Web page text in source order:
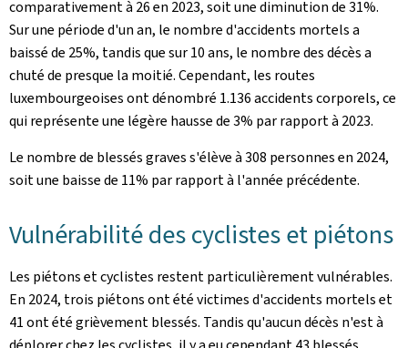
comparativement à 26 en 2023, soit une diminution de 31%.
Sur une période d'un an, le nombre d'accidents mortels a
baissé de 25%, tandis que sur 10 ans, le nombre des décès a
chuté de presque la moitié. Cependant, les routes
luxembourgeoises ont dénombré 1.136 accidents corporels, ce
qui représente une légère hausse de 3% par rapport à 2023.
Le nombre de blessés graves s'élève à 308 personnes en 2024,
soit une baisse de 11% par rapport à l'année précédente.
Vulnérabilité des cyclistes et piétons
Les piétons et cyclistes restent particulièrement vulnérables.
En 2024, trois piétons ont été victimes d'accidents mortels et
41 ont été grièvement blessés. Tandis qu'aucun décès n'est à